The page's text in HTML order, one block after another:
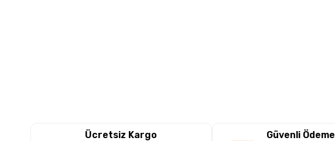
Ücretsiz Kargo Güvenli Ödeme